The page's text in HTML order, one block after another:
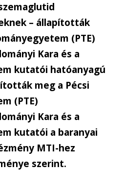
– állapították
(PTE)
Kara és a
kutatói hatóanyagú
meg a Pécsi
(PTE)
Kara és a
kutatói a baranyai
MTI-hez
szerint.